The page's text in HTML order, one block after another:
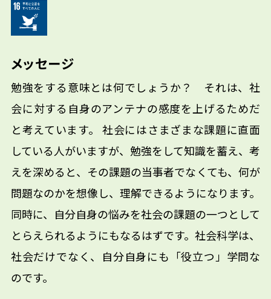
メッセージ
勉強をする意味とは何でしょうか？ それは、社
会に対する自身のアンテナの感度を上げるためだ
と考えています。 社会にはさまざまな課題に直面
している人がいますが、勉強をして知識を蓄え、考
えを深めると、その課題の当事者でなくても、何が
問題なのかを想像し、理解できるようになります。
同時に、自分自身の悩みを社会の課題の一つとして
とらえられるようにもなるはずです。社会科学は、
社会だけでなく、自分自身にも「役立つ」学問な
のです。